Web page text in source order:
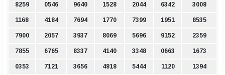
8259 0546 9640 1528 2044 6342 3008
1168 4184 7694 1770 7399 1951 8535
7900 2057 3937 8069 5696 9152 2359
7855 6765 8337 4140 3348 0663 1673
0353 7121 3656 4818 5444 1120 1394